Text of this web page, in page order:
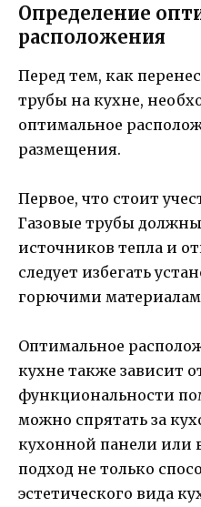
Определение
расположения
Перед тем, как
трубы на кухне,
оптимальное
размещения.
Первое, что стоит
Газовые трубы
источников тепла и
следует избегать
горючими
Оптимальное
кухне также зависит
функциональности
можно спрятать за
кухонной панели или
подход не только
эстетического вида